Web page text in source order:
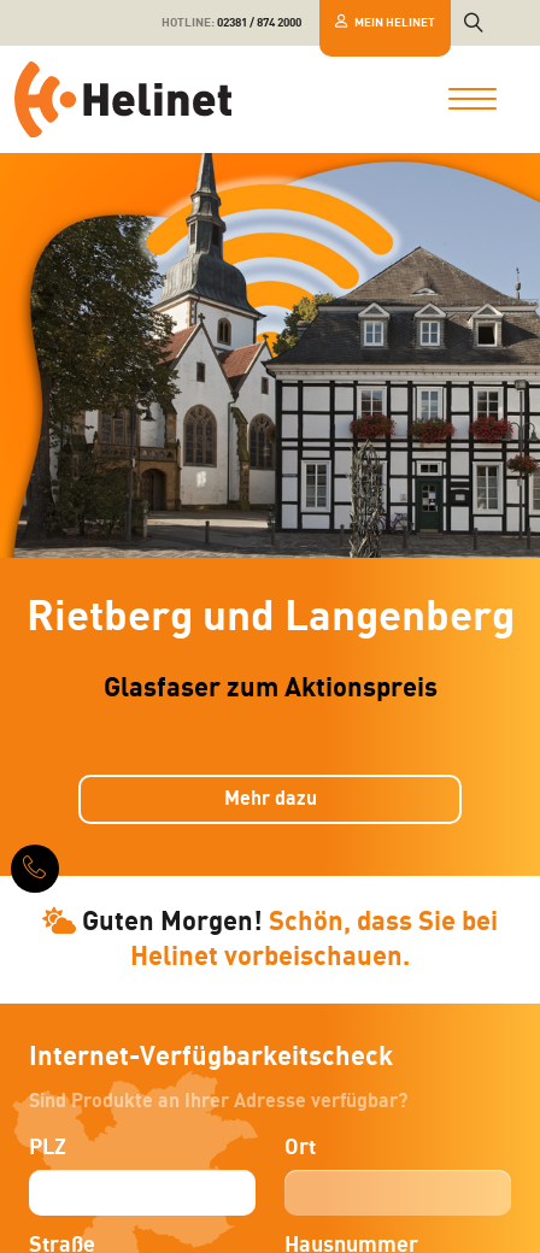
HOTLINE:02381 / 874 2000 MEIN HELINET
Rietberg und Langenberg
Glasfaser zum Aktionspreis
Mehr dazu
Guten Morgen! Schön, dass Sie bei
Helinet vorbeischauen.
Internet-Verfügbarkeitscheck
Sind Produkte an Ihrer Adresse verfügbar?
PLZ Ort
Straße Hausnummer